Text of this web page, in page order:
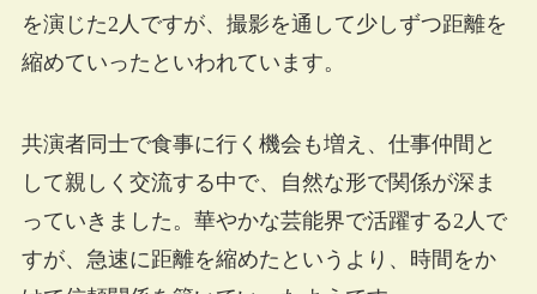
を演じた2人ですが、撮影を通して少しずつ距離を
縮めていったといわれています。
共演者同士で食事に行く機会も増え、仕事仲間と
して親しく交流する中で、自然な形で関係が深ま
っていきました。華やかな芸能界で活躍する2人で
すが、急速に距離を縮めたというより、時間をか